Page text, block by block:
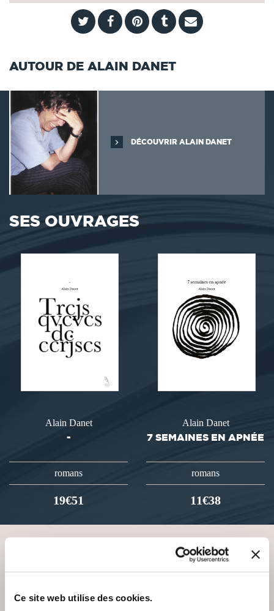
Ce site web utilise des cookies.
AUTOUR DE ALAIN DANET
DÉCOUVRIR ALAIN DANET
SES OUVRAGES
Alain Danet
-
romans
19€51
Alain Danet
7 SEMAINES EN APNÉE
romans
11€38
VOUS AIMEREZ AUSSI